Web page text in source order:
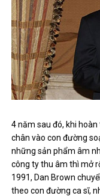
4 năm sau đó, khi
chân vào con đường
những sản phẩm âm
công ty thu âm thì mở
1991, Dan Brown
theo con đường ca sĩ,